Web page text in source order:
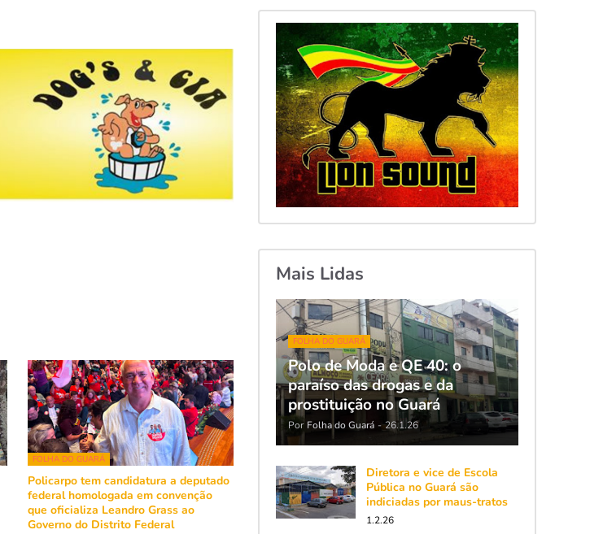
FOLHA DO GUARÁ
Policarpo tem candidatura a deputado
federal homologada em convenção
que oficializa Leandro Grass ao
Governo do Distrito Federal
Mais Lidas
FOLHA DO GUARÁ
Polo de Moda e QE 40: o
paraíso das drogas e da
prostituição no Guará
Por Folha do Guará - 26.1.26
Diretora e vice de Escola
Pública no Guará são
indiciadas por maus-tratos
1.2.26